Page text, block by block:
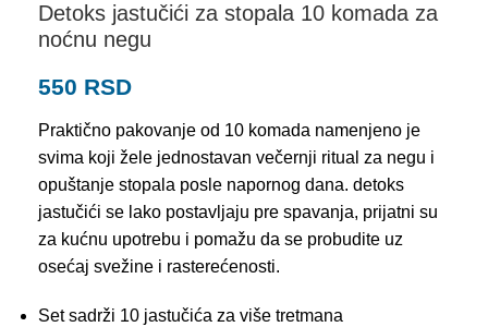
Detoks jastučići za stopala 10 komada za
noćnu negu
550 RSD
Praktično pakovanje od 10 komada namenjeno je
svima koji žele jednostavan večernji ritual za negu i
opuštanje stopala posle napornog dana. detoks
jastučići se lako postavljaju pre spavanja, prijatni su
za kućnu upotrebu i pomažu da se probudite uz
osećaj svežine i rasterećenosti.
Set sadrži 10 jastučića za više tretmana